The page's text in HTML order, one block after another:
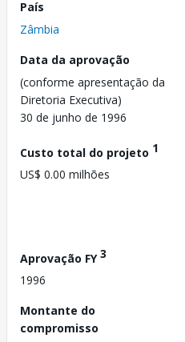
País
Zâmbia
Data da aprovação
(conforme apresentação da
Diretoria Executiva)
30 de junho de 1996
Custo total do projeto 1
US$ 0.00 milhões
Aprovação FY3
1996
Montante do
compromisso